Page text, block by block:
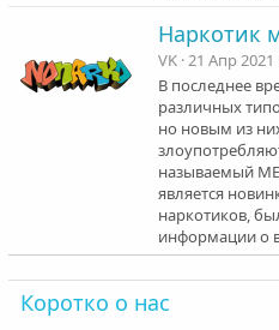
Наркотик
VK 21 Апр 2021
В последнее
различных
но новым из
называемый
является
наркотиков,
информации о
Коротко о нас